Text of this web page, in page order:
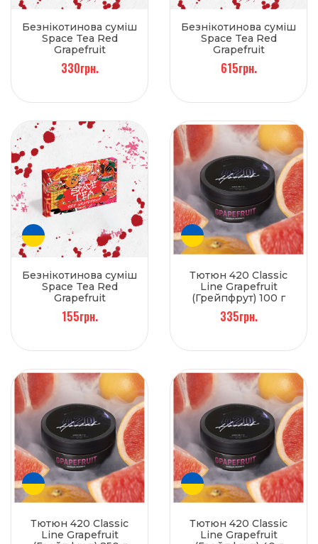
Безнікотинова суміш
Space Tea Red
Grapefruit
(Грейпфрут) 100 г
330грн.
Безнікотинова суміш
Space Tea Red
Grapefruit
(Грейпфрут) 250 г
615грн.
Безнікотинова суміш
Space Tea Red
Grapefruit
(Грейпфрут) 40 г
155грн.
Тютюн 420 Classic
Line Grapefruit
(Грейпфрут) 100 г
335грн.
Тютюн 420 Classic
Line Grapefruit
Тютюн 420 Classic
Line Grapefruit